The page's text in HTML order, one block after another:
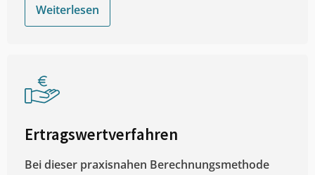
Weiterlesen
Ertragswertverfahren
Bei dieser praxisnahen Berechnungsmethode